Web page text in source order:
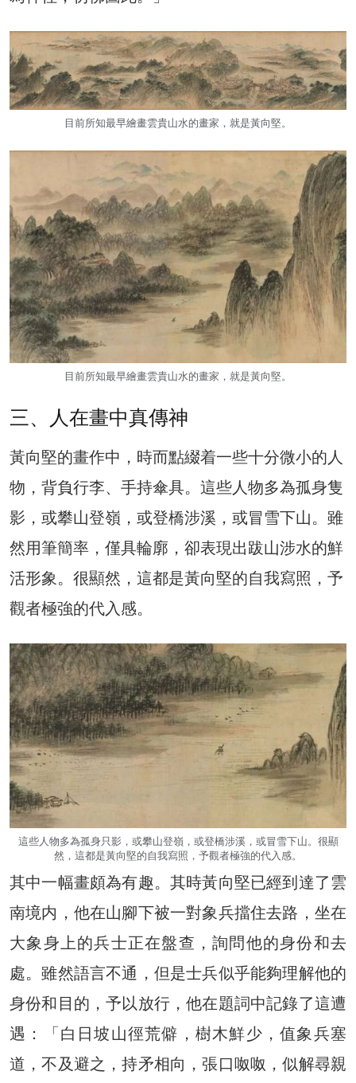
目前所知最早繪畫雲貴山水的畫家，就是黃向堅。
目前所知最早繪畫雲貴山水的畫家，就是黃向堅。
三、人在畫中真傳神
黃向堅的畫作中，時而點綴着一些十分微小的人
物，背負行李、手持傘具。這些人物多為孤身隻
影，或攀山登嶺，或登橋涉溪，或冒雪下山。雖
然用筆簡率，僅具輪廓，卻表現出跋山涉水的鮮
活形象。很顯然，這都是黃向堅的自我寫照，予
觀者極強的代入感。
這些人物多為孤身只影，或攀山登嶺，或登橋涉溪，或冒雪下山。很顯
然，這都是黃向堅的自我寫照，予觀者極強的代入感。
其中一幅畫頗為有趣。其時黃向堅已經到達了雲
南境内，他在山腳下被一對象兵擋住去路，坐在
大象身上的兵士正在盤查，詢問他的身份和去
處。雖然語言不通，但是士兵似乎能夠理解他的
身份和目的，予以放行，他在題詞中記錄了這遭
遇：「白日坡山徑荒僻，樹木鮮少，值象兵塞
道，不及避之，持矛相向，張口呶呶，似解尋親